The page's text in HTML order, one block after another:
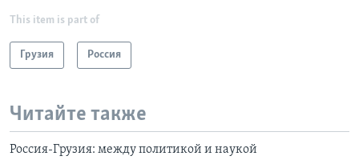
This item is part of
Грузия Россия
Читайте также
Россия-Грузия: между политикой и наукой